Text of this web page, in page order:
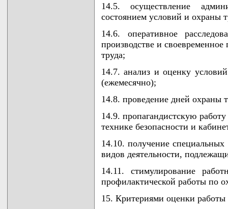
14.5. осуществление
состоянием условий и охраны
14.6. оперативное
производстве и
труда;
14.7. анализ и оценку
(ежемесячно);
14.8. проведение дней охраны
14.9. пропагандистскую
технике безопасности и
14.10. получение
видов деятельности,
14.11. стимулирование
профилактической работы по
15. Критериями оценки работы